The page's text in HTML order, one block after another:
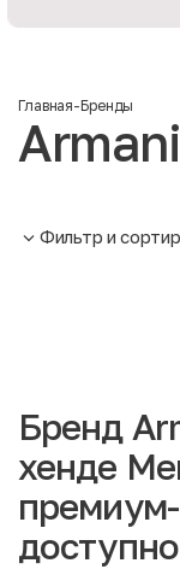
Главная-Бренды
Фильтр и
Бренд
хенде